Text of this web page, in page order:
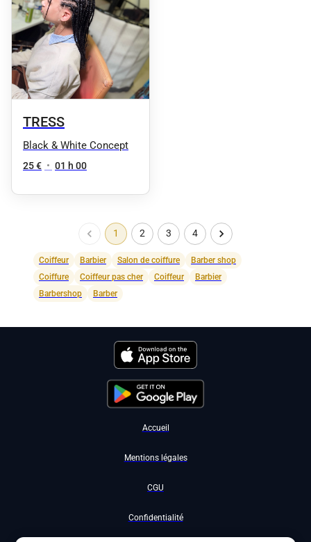
TRESS
Black & White Concept
25 € • 01 h 00
1 2 3 4
Coiffeur Barbier Salon de coiffure
Barber shop
Coiffure
Coiffeur pas cher Coiffeur
Barbier
Barbershop
Barber
Accueil
Mentions légales
CGU
Confidentialité